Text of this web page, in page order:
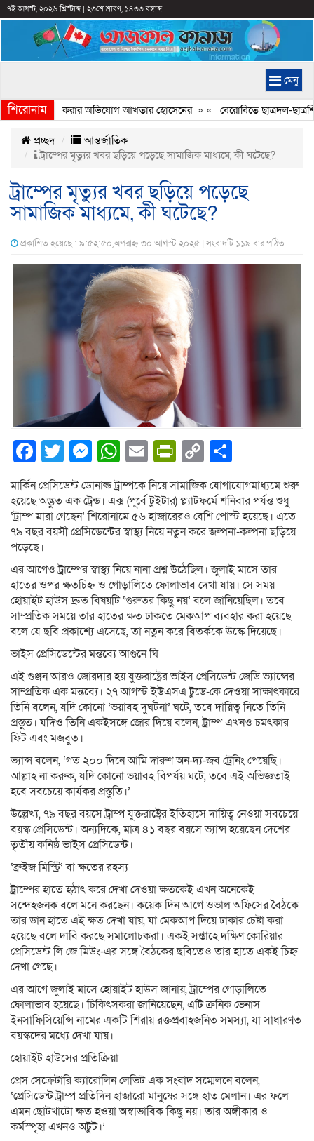
৭ই আগস্ট, ২০২৬ খ্রিস্টাব্দ| ২৩শে শ্রাবণ, ১৪৩৩ বঙ্গাব্দ
মেনু
শিরোনাম
ইতিহাস বিকৃত করার অভিযোগ আখতার হোসেনের» « বেরোবিতে ছাত্রদল-
প্রচ্ছদ
আন্তর্জাতিক
ট্রাম্পের মৃত্যুর খবর ছড়িয়ে পড়েছে সামাজিক মাধ্যমে, কী ঘটেছে?
ট্রাম্পের মৃত্যুর খবর ছড়িয়ে পড়েছে
সামাজিক মাধ্যমে, কী ঘটেছে?
প্রকাশিত হয়েছে : ৯:৫২:৫০,অপরাহ্ন ৩০ আগস্ট ২০২৫ | সংবাদটি ১১৯ বার পঠিত
Facebook
Twitter
Messenger
WhatsApp
EmailPrintFriendly
Copy
Link
মার্কিন প্রেসিডেন্ট ডোনাল্ড ট্রাম্পকে নিয়ে সামাজিক যোগাযোগমাধ্যমে শুরু
হয়েছে অদ্ভুত এক ট্রেন্ড। এক্স (পূর্বে টুইটার) প্ল্যাটফর্মে শনিবার পর্যন্ত শুধু
‘ট্রাম্প মারা গেছেন’ শিরোনামে ৫৬ হাজারেরও বেশি পোস্ট হয়েছে। এতে
৭৯ বছর বয়সী প্রেসিডেন্টের স্বাস্থ্য নিয়ে নতুন করে জল্পনা-কল্পনা ছড়িয়ে
পড়েছে।
এর আগেও ট্রাম্পের স্বাস্থ্য নিয়ে নানা প্রশ্ন উঠেছিল। জুলাই মাসে তার
হাতের ওপর ক্ষতচিহ্ন ও গোড়ালিতে ফোলাভাব দেখা যায়। সে সময়
হোয়াইট হাউস দ্রুত বিষয়টি ‘গুরুতর কিছু নয়’ বলে জানিয়েছিল। তবে
সাম্প্রতিক সময়ে তার হাতের ক্ষত ঢাকতে মেকআপ ব্যবহার করা হয়েছে
বলে যে ছবি প্রকাশ্যে এসেছে, তা নতুন করে বিতর্ককে উস্কে দিয়েছে।
ভাইস প্রেসিডেন্টের মন্তব্যে আগুনে ঘি
এই গুঞ্জন আরও জোরদার হয় যুক্তরাষ্ট্রের ভাইস প্রেসিডেন্ট জেডি ভ্যান্সের
সাম্প্রতিক এক মন্তব্যে। ২৭ আগস্ট ইউএসএ টুডে-কে দেওয়া সাক্ষাৎকারে
তিনি বলেন, যদি কোনো ‘ভয়াবহ দুর্ঘটনা’ ঘটে, তবে দায়িত্ব নিতে তিনি
প্রস্তুত। যদিও তিনি একইসঙ্গে জোর দিয়ে বলেন, ট্রাম্প এখনও চমৎকার
ফিট এবং মজবুত।
ভ্যান্স বলেন, ‘গত ২০০ দিনে আমি দারুণ অন-দ্য-জব ট্রেনিং পেয়েছি।
আল্লাহ না করুক, যদি কোনো ভয়াবহ বিপর্যয় ঘটে, তবে এই অভিজ্ঞতাই
হবে সবচেয়ে কার্যকর প্রস্তুতি।’
উল্লেখ্য, ৭৯ বছর বয়সে ট্রাম্প যুক্তরাষ্ট্রের ইতিহাসে দায়িত্ব নেওয়া সবচেয়ে
বয়স্ক প্রেসিডেন্ট। অন্যদিকে, মাত্র ৪১ বছর বয়সে ভ্যান্স হয়েছেন দেশের
তৃতীয় কনিষ্ঠ ভাইস প্রেসিডেন্ট।
‘ব্রুইজ মিস্ট্রি’ বা ক্ষতের রহস্য
ট্রাম্পের হাতে হঠাৎ করে দেখা দেওয়া ক্ষতকেই এখন অনেকেই
সন্দেহজনক বলে মনে করছেন। কয়েক দিন আগে ওভাল অফিসের বৈঠকে
তার ডান হাতে এই ক্ষত দেখা যায়, যা মেকআপ দিয়ে ঢাকার চেষ্টা করা
হয়েছে বলে দাবি করছে সমালোচকরা। একই সপ্তাহে দক্ষিণ কোরিয়ার
প্রেসিডেন্ট লি জে মিউং-এর সঙ্গে বৈঠকের ছবিতেও তার হাতে একই চিহ্ন
দেখা গেছে।
এর আগে জুলাই মাসে হোয়াইট হাউস জানায়, ট্রাম্পের গোড়ালিতে
ফোলাভাব হয়েছে। চিকিৎসকরা জানিয়েছেন, এটি ক্রনিক ভেনাস
ইনসাফিসিয়েন্সি নামের একটি শিরায় রক্তপ্রবাহজনিত সমস্যা, যা সাধারণত
বয়স্কদের মধ্যে দেখা যায়।
হোয়াইট হাউসের প্রতিক্রিয়া
প্রেস সেক্রেটারি ক্যারোলিন লেভিট এক সংবাদ সম্মেলনে বলেন,
‘প্রেসিডেন্ট ট্রাম্প প্রতিদিন হাজারো মানুষের সঙ্গে হাত মেলান। এর ফলে
এমন ছোটখাটো ক্ষত হওয়া অস্বাভাবিক কিছু নয়। তার অঙ্গীকার ও
কর্মস্পৃহা এখনও অটুট।’